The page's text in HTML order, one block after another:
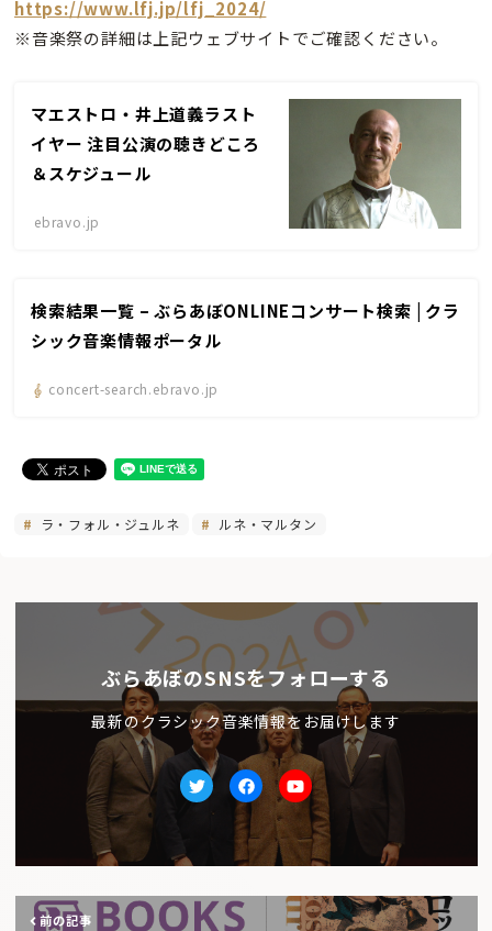
https://www.lfj.jp/lfj_2024/
※音楽祭の詳細は上記ウェブサイトでご確認ください。
マエストロ・井上道義ラスト
イヤー 注目公演の聴きどころ
＆スケジュール
ebravo.jp
検索結果一覧 – ぶらあぼONLINEコンサート検索 | クラ
シック音楽情報ポータル
concert-search.ebravo.jp
ラ・フォル・ジュルネ ルネ・マルタン
ぶらあぼのSNSをフォローする
最新のクラシック音楽情報をお届けします
TwitterfacebookYoutube
前の記事